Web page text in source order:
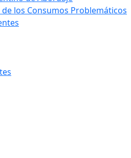
los Consumos Problemáticos